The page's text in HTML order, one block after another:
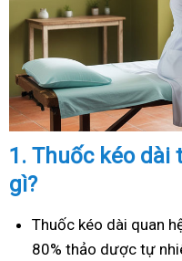
1. Thuốc kéo dài
gì?
Thuốc kéo dài quan
80% thảo dược tự